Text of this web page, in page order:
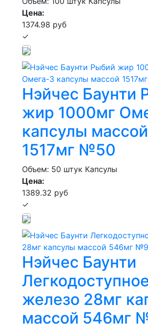
Цена:
1374.98 руб
✓
Нэйчес Баунти
жир 1000мг
капсулы массой
1517мг №50
Объем: 50 штук Капсулы
Цена:
1389.32 руб
✓
Нэйчес Баунти
железо 28мг
массой 546мг